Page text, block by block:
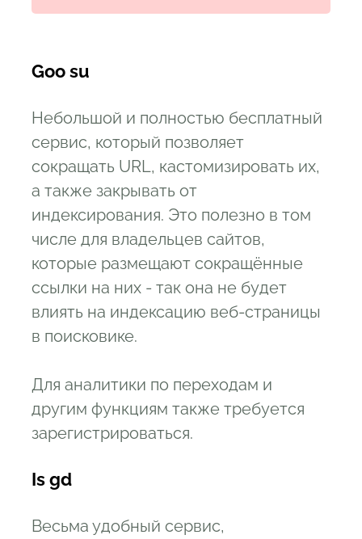
Goo su
Небольшой и полностью бесплатный
сервис, который позволяет
сокращать URL, кастомизировать их,
а также закрывать от
индексирования. Это полезно в том
числе для владельцев сайтов,
которые размещают сокращённые
ссылки на них - так она не будет
влиять на индексацию веб-страницы
в поисковике.
Для аналитики по переходам и
другим функциям также требуется
зарегистрироваться.
Is gd
Весьма удобный сервис,